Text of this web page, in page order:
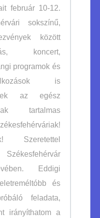
február 10-12.
sokszínű,
között
koncert,
programok és
is
az egész
tartalmas
Szeretettel
Eddigi
és
feladata,
irányíthatom a